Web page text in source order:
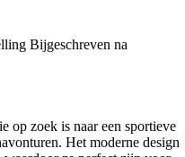
Bijgeschreven na
zoek is naar een sportieve
Het moderne design